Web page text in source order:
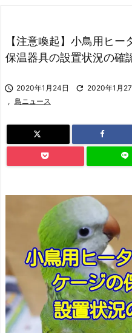
【注意喚起】小鳥用ヒー
保温器具の設置状況の確
 2020年1月24日  2020年1月
, 鳥ニュース